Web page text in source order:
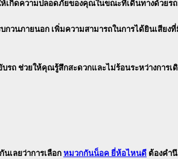
เกิดความปลอดภัยของคุณในขณะที่เดินทางด้วย
กวนภายนอก เพิ่มความสามารถในการได้ยินเสี
ถ ช่วยให้คุณรู้สึกสะดวกและไม่ร้อนระหว่างการเ
เลยว่าการเลือก หมวกกันน็อค ยี่ห้อไหนดี ต้องคำนึ